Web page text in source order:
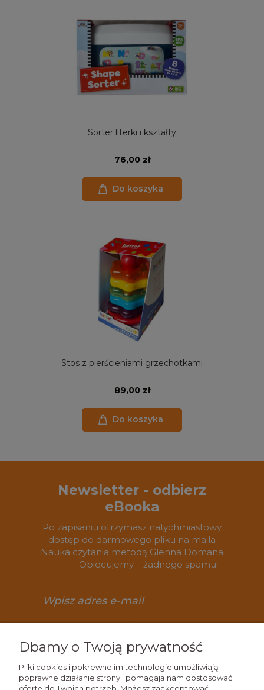
Sorter literki i kształty
76,00 zł
Do koszyka
Stos z pierścieniami grzechotkami
89,00 zł
Do koszyka
Newsletter - odbierz
eBooka
Po zapisaniu otrzymasz natychmiastowy
dostęp do darmowego pliku na maila
Nauka czytania metodą Glenna Domana
--- ----- Obiecujemy – żadnego spamu!
Dbamy o Twoją prywatność
Pliki cookies i pokrewne im technologie umożliwiają
poprawne działanie strony i pomagają nam dostosować